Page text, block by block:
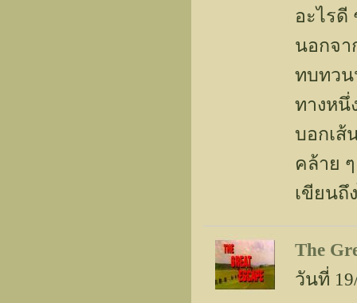
อะไรดี
นอกจา
ทบทวน
ทางหนึ่
บอกเส้
คล้าย ๆ
เขียนถึ
The
วันที่